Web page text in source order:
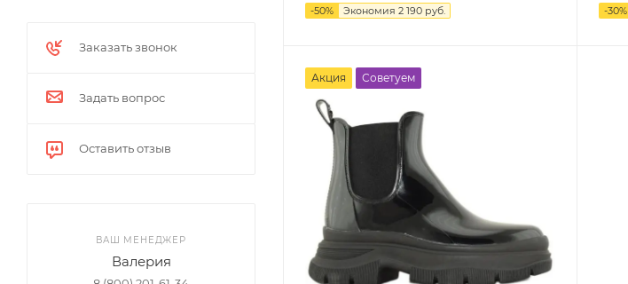
-50% Экономия 2 190 руб. -30%
Акция Советуем
Заказать звонок
Задать вопрос
Оставить отзыв
ВАШ МЕНЕДЖЕР
Валерия